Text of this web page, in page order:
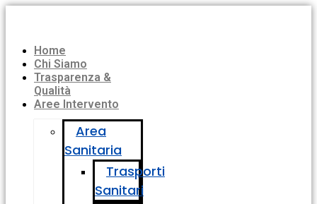
Home
Chi Siamo
Trasparenza &
Qualità
Aree Intervento
Area
Sanitaria
Trasporti
Sanitari